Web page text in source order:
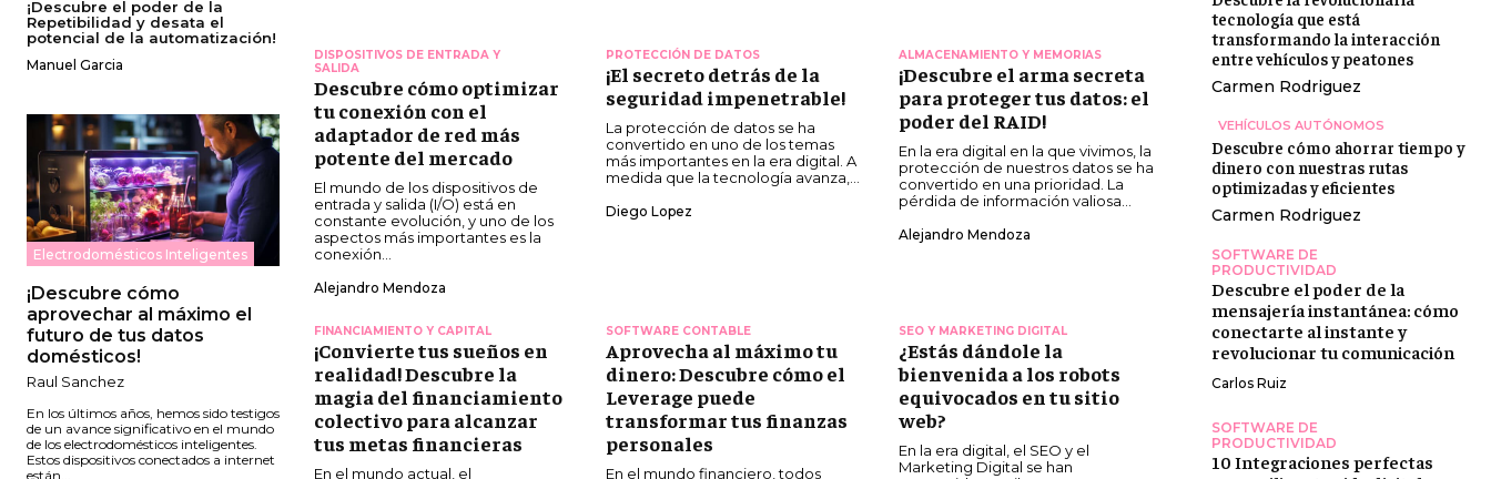
¡Descubre el poder de la
Repetibilidad y desata el
potencial de la automatización!
Manuel Garcia
Electrodomésticos Inteligentes
¡Descubre cómo
aprovechar al máximo el
futuro de tus datos
domésticos!
Raul Sanchez
En los últimos años, hemos sido testigos
de un avance significativo en el mundo
de los electrodomésticos inteligentes.
Estos dispositivos conectados a internet
están...
DISPOSITIVOS DE ENTRADA Y
SALIDA
Descubre cómo optimizar
tu conexión con el
adaptador de red más
potente del mercado
El mundo de los dispositivos de
entrada y salida (I/O) está en
constante evolución, y uno de los
aspectos más importantes es la
conexión...
Alejandro Mendoza
PROTECCIÓN DE DATOS
¡El secreto detrás de la
seguridad impenetrable!
La protección de datos se ha
convertido en uno de los temas
más importantes en la era digital. A
medida que la tecnología avanza,...
Diego Lopez
ALMACENAMIENTO Y MEMORIAS
¡Descubre el arma secreta
para proteger tus datos: el
poder del RAID!
En la era digital en la que vivimos, la
protección de nuestros datos se ha
convertido en una prioridad. La
pérdida de información valiosa...
Alejandro Mendoza
FINANCIAMIENTO Y CAPITAL
¡Convierte tus sueños en
realidad! Descubre la
magia del financiamiento
colectivo para alcanzar
tus metas financieras
En el mundo actual, el
SOFTWARE CONTABLE
Aprovecha al máximo tu
dinero: Descubre cómo el
Leverage puede
transformar tus finanzas
personales
En el mundo financiero, todos
SEO Y MARKETING DIGITAL
¿Estás dándole la
bienvenida a los robots
equivocados en tu sitio
web?
En la era digital, el SEO y el
Marketing Digital se han
tecnología que está
transformando la interacción
entre vehículos y peatones
Carmen Rodriguez
VEHÍCULOS AUTÓNOMOS
Descubre cómo ahorrar tiempo y
dinero con nuestras rutas
optimizadas y eficientes
Carmen Rodriguez
SOFTWARE DE
PRODUCTIVIDAD
Descubre el poder de la
mensajería instantánea: cómo
conectarte al instante y
revolucionar tu comunicación
Carlos Ruiz
SOFTWARE DE
PRODUCTIVIDAD
10 Integraciones perfectas